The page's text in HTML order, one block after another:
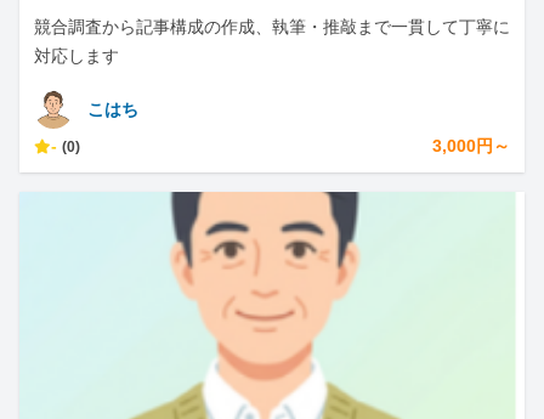
競合調査から記事構成の作成、執筆・推敲まで一貫して丁寧に
対応します
こはち
- (0) 3,000円～